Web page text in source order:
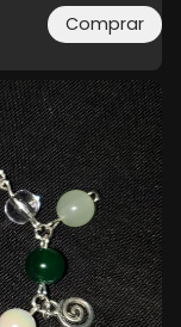
Comprar